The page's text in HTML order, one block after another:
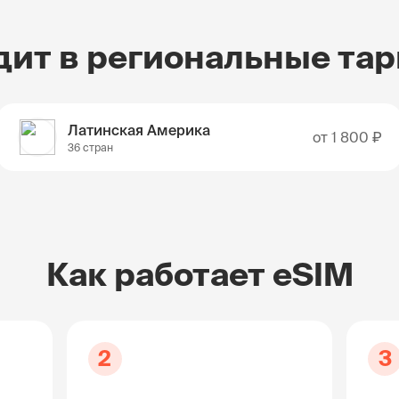
в региональные
Латинская Америка
36 стран
от 1 800 ₽
Как работает eSIM
2 3